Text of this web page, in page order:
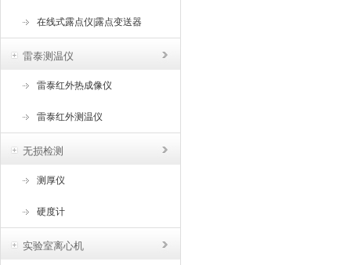
在线式露点仪|露点变送器
雷泰测温仪
雷泰红外热成像仪
雷泰红外测温仪
无损检测
测厚仪
硬度计
实验室离心机